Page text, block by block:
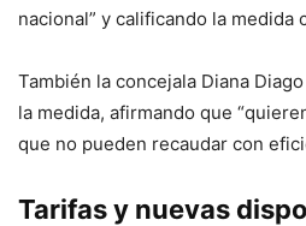
nacional” y calificando la medida
También la concejala Diana
la medida, afirmando que
que no pueden recaudar con
Tarifas y nuevas